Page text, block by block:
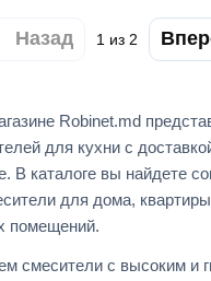
Назад 1 из 2
Robinet.md
для кухни с
В каталоге вы найдете
для дома,
помещений.
смесители с высоким и